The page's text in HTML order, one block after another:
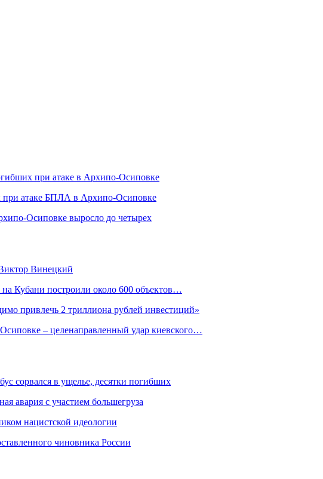
при атаке в Архипо-Осиповке
при атаке БПЛА в Архипо-Осиповке
Осиповке выросло до четырех
Винецкий
Кубани построили около 600 объектов…
привлечь 2 триллиона рублей инвестиций»
– целенаправленный удар киевского…
сорвался в ущелье, десятки погибших
авария с участием большегруза
нацистской идеологии
чиновника России